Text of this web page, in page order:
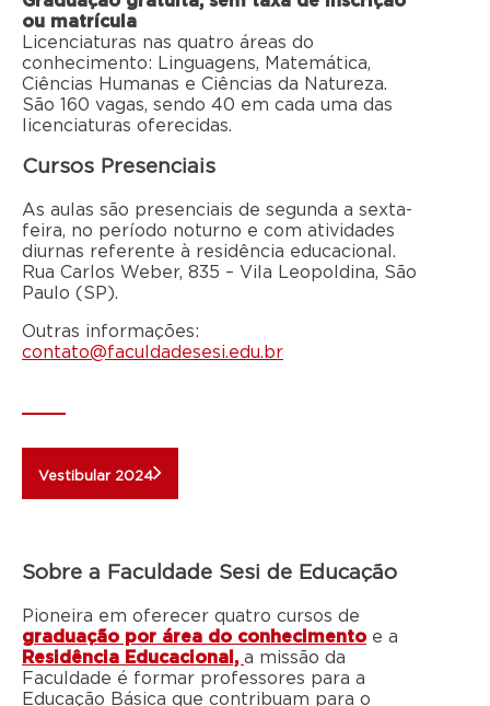
ou matrícula
Licenciaturas nas quatro áreas do
conhecimento: Linguagens, Matemática,
Ciências Humanas e Ciências da Natureza.
São 160 vagas, sendo 40 em cada uma das
licenciaturas oferecidas.
Cursos Presenciais
As aulas são presenciais de segunda a sexta-
feira, no período noturno e com atividades
diurnas referente à residência educacional.
Rua Carlos Weber, 835 – Vila Leopoldina, São
Paulo (SP).
Outras informações:
contato@faculdadesesi.edu.br
Vestibular 2024
Sobre a Faculdade Sesi de Educação
Pioneira em oferecer quatro cursos de
graduação por área do conhecimento e a
Residência Educacional, a missão da
Faculdade é formar professores para a
Educação Básica que contribuam para o